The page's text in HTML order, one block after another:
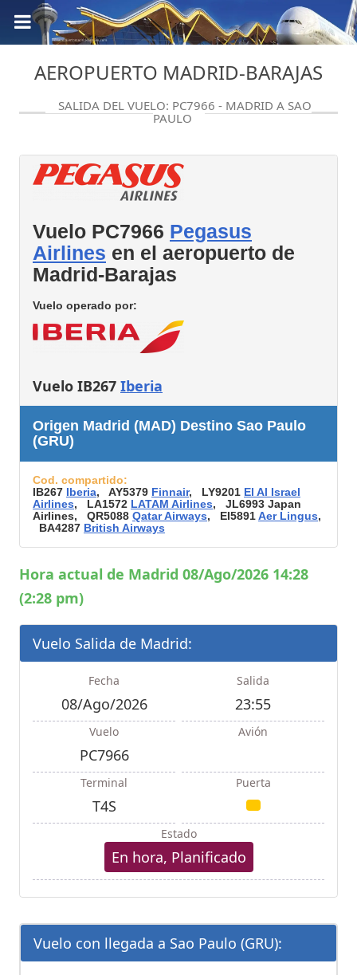
AEROPUERTO MADRID-BARAJAS
SALIDA DEL VUELO: PC7966 - MADRID A SAO
PAULO
Vuelo PC7966 Pegasus
Airlines en el aeropuerto de
Madrid-Barajas
Vuelo operado por:
Vuelo IB267 Iberia
Origen Madrid (MAD) Destino Sao Paulo
(GRU)
Cod. compartido:
IB267 Iberia, AY5379 Finnair, LY9201 El Al Israel
Airlines, LA1572 LATAM Airlines, JL6993 Japan
Airlines, QR5088 Qatar Airways, EI5891Aer Lingus,
BA4287 British Airways
Hora actual de Madrid 08/Ago/2026 14:28
(2:28 pm)
Vuelo Salida de Madrid:
Fecha
08/Ago/2026
Salida
23:55
Vuelo
PC7966
Avión
Terminal
T4S
Puerta
Estado
En hora, Planificado
Vuelo con llegada a Sao Paulo (GRU):